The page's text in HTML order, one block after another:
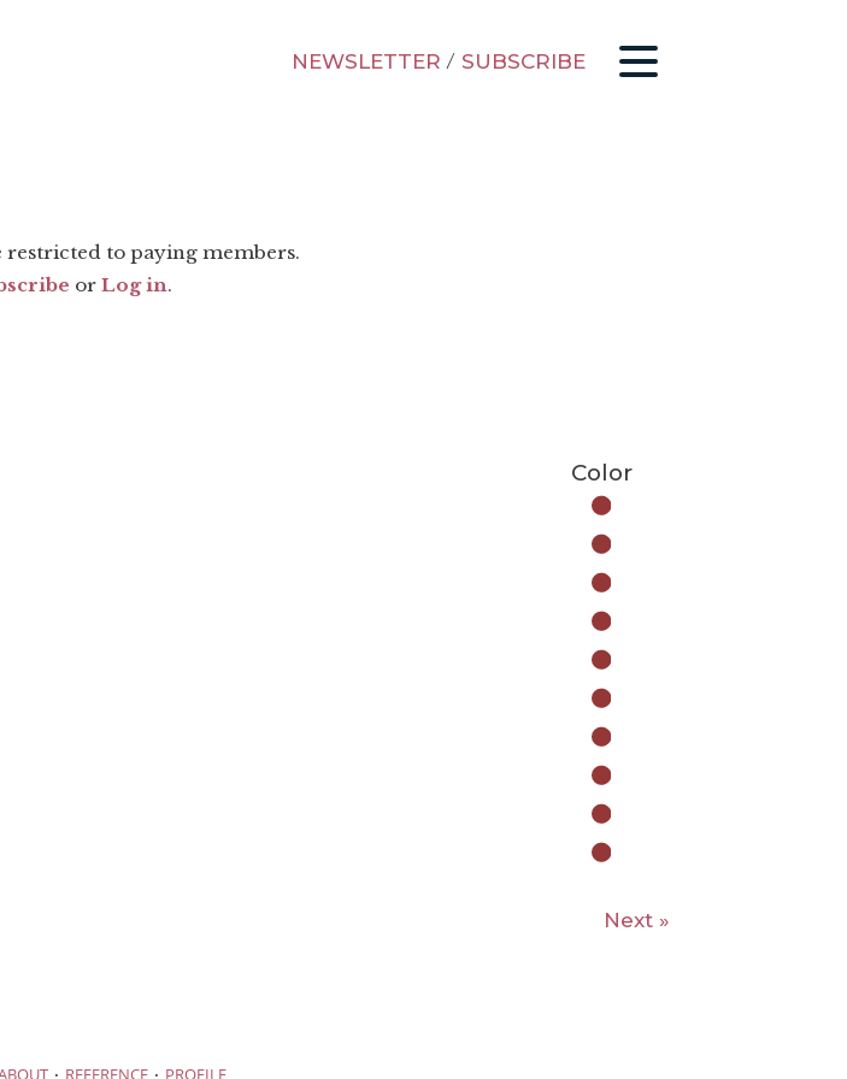
NEWSLETTER / SUBSCRIBE
to paying members.
or Log in.
Color
Next »
· REFERENCE · PROFILE